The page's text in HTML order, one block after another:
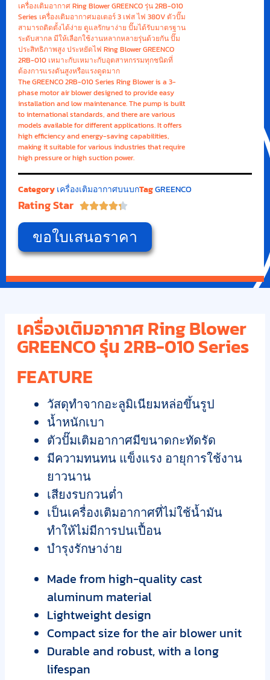
เครื่องเติมอากาศ Ring Blower GREENCO รุ่น 2RB-010
Series เครื่องเติมอากาศมอเตอร์ 3 เฟส ไฟ 380V ตัวปั๊ม
สามารถติดตั้งได้ง่าย ดูแลรักษาง่าย ปั๊มได้รับมาตรฐาน
ระดับสากล มีให้เลือกใช้งานหลากหลายรุ่นด้วยกัน ปั๊ม
ประสิทธิภาพสูง ประหยัดไฟ Ring Blower GREENCO
2RB-010 เหมาะกับเหมาะกับอุตสาหกรรมทุกชนิดที่
ต้องการแรงดันสูงหรือแรงดูดมาก
The GREENCO 2RB-010 Series Ring Blower is a 3-
phase motor air blower designed to provide easy
installation and low maintenance. The pump is built
to international standards, and there are various
models available for different applications. It offers
high efficiency and energy-saving capabilities,
making it suitable for various industries that require
high pressure or high suction power.
Categoryเครื่องเติมอากาศบนบกTagGREENCO
Rating Star 
ขอใบเสนอราคา
เครื่องเติมอากาศ Ring Blower
GREENCO รุ่น 2RB-010 Series
FEATURE
วัสดุทำจากอะลูมิเนียมหล่อขึ้นรูป
น้ำหนักเบา
ตัวปั๊มเติมอากาศมีขนาดกะทัดรัด
มีความทนทน แข็งแรง อายุการใช้งาน
ยาวนาน
เสียงรบกวนต่ำ
เป็นเครื่องเติมอากาศที่ไม่ใช้น้ำมัน
ทำให้ไม่มีการปนเปื้อน
บำรุงรักษาง่าย
Made from high-quality cast
aluminum material
Lightweight design
Compact size for the air blower unit
Durable and robust, with a long
lifespan